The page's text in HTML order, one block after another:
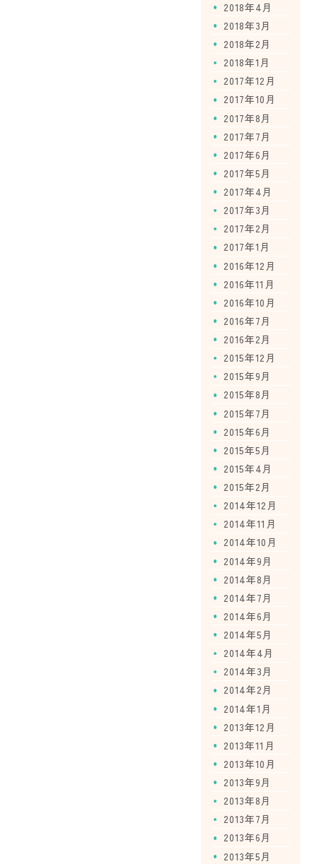
2018年4月
2018年3月
2018年2月
2018年1月
2017年12月
2017年10月
2017年8月
2017年7月
2017年6月
2017年5月
2017年4月
2017年3月
2017年2月
2017年1月
2016年12月
2016年11月
2016年10月
2016年7月
2016年2月
2015年12月
2015年9月
2015年8月
2015年7月
2015年6月
2015年5月
2015年4月
2015年2月
2014年12月
2014年11月
2014年10月
2014年9月
2014年8月
2014年7月
2014年6月
2014年5月
2014年4月
2014年3月
2014年2月
2014年1月
2013年12月
2013年11月
2013年10月
2013年9月
2013年8月
2013年7月
2013年6月
2013年5月